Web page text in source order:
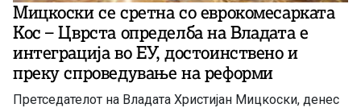
Мицкоски се сретна со еврокомесарката
Кос – Цврста определба на Владата е
интеграција во ЕУ, достоинствено и
преку спроведување на реформи
Претседателот на Владата Христијан Мицкоски, денес